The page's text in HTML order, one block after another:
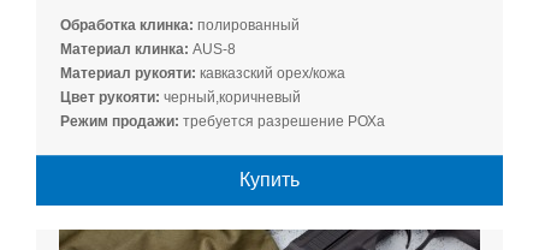
Обработка клинка: полированный
Материал клинка: AUS-8
Материал рукояти: кавказский орех/кожа
Цвет рукояти: черный,коричневый
Режим продажи: требуется разрешение РОХа
Купить